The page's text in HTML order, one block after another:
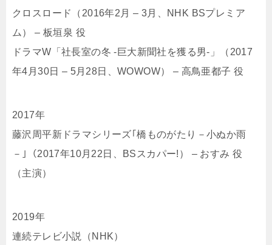
クロスロード（2016年2月 – 3月、NHK BSプレミア
ム） – 板垣泉 役
ドラマW「社長室の冬 -巨大新聞社を獲る男-」（2017
年4月30日 – 5月28日、WOWOW） – 高鳥亜都子 役
2017年
藤沢周平新ドラマシリーズ｢橋ものがたり－小ぬか雨
－｣（2017年10月22日、BSスカパー!） – おすみ 役
（主演）
2019年
連続テレビ小説（NHK）